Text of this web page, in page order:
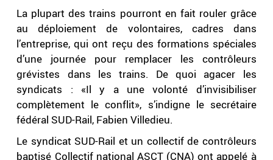
La plupart des trains pourront en fait rouler grâce
au déploiement de volontaires, cadres dans
l’entreprise, qui ont reçu des formations spéciales
d’une journée pour remplacer les contrôleurs
grévistes dans les trains. De quoi agacer les
syndicats : «Il y a une volonté d’invisibiliser
complètement le conflit», s’indigne le secrétaire
fédéral SUD-Rail, Fabien Villedieu.
Le syndicat SUD-Rail et un collectif de contrôleurs
baptisé Collectif national ASCT (CNA) ont appelé à